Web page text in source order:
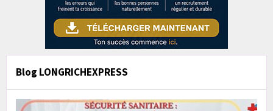
Blog LONGRICHEXPRESS